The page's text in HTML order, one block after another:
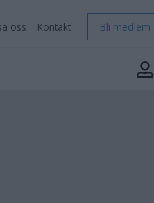
oss Kontakt Bli medlem